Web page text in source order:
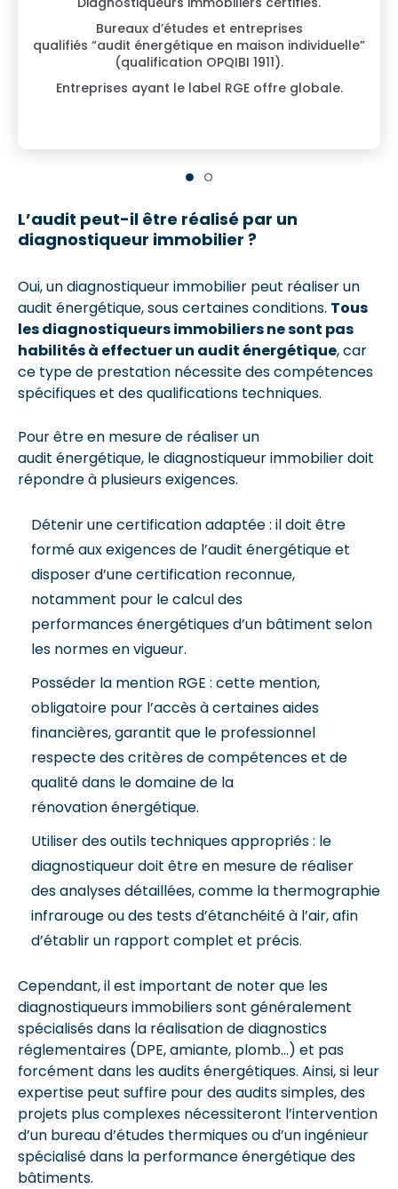
Bureaux d’études et entreprises
qualifiés “audit énergétique en maison individuelle”
(qualification OPQIBI 1911).
Entreprises ayant le label RGE offre globale.
L’audit peut-il être réalisé par un
diagnostiqueur immobilier ?
Oui, un diagnostiqueur immobilier peut réaliser un
audit énergétique, sous certaines conditions. Tous
les diagnostiqueurs immobiliers ne sont pas
habilités à effectuer un audit énergétique, car
ce type de prestation nécessite des compétences
spécifiques et des qualifications techniques.
Pour être en mesure de réaliser un
audit énergétique, le diagnostiqueur immobilier doit
répondre à plusieurs exigences.
Détenir une certification adaptée : il doit être
formé aux exigences de l’audit énergétique et
disposer d’une certification reconnue,
notamment pour le calcul des
performances énergétiques d’un bâtiment selon
les normes en vigueur.
Posséder la mention RGE : cette mention,
obligatoire pour l’accès à certaines aides
financières, garantit que le professionnel
respecte des critères de compétences et de
qualité dans le domaine de la
rénovation énergétique.
Utiliser des outils techniques appropriés : le
diagnostiqueur doit être en mesure de réaliser
des analyses détaillées, comme la thermographie
infrarouge ou des tests d’étanchéité à l’air, afin
d’établir un rapport complet et précis.
Cependant, il est important de noter que les
diagnostiqueurs immobiliers sont généralement
spécialisés dans la réalisation de diagnostics
réglementaires (DPE, amiante, plomb…) et pas
forcément dans les audits énergétiques. Ainsi, si leur
expertise peut suffire pour des audits simples, des
projets plus complexes nécessiteront l’intervention
d’un bureau d’études thermiques ou d’un ingénieur
spécialisé dans la performance énergétique des
bâtiments.